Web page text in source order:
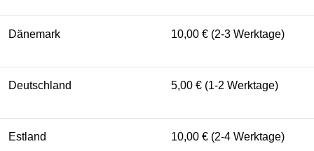
Dänemark 10,00 € (2-3 Werktage)
Deutschland 5,00 € (1-2 Werktage)
Estland 10,00 € (2-4 Werktage)